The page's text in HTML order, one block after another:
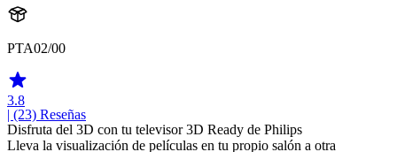
PTA02/00
3.8
| (23) Reseñas
Disfruta del 3D con tu televisor 3D Ready de Philips
Lleva la visualización de películas en tu propio salón a otra